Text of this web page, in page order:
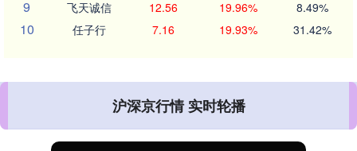
9 飞天诚信 12.56 19.96% 8.49%
10 任子行 7.16 19.93% 31.42%
沪深京行情 实时轮播